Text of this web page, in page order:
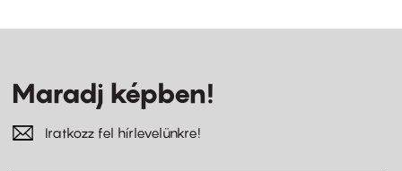
Maradj képben!
Iratkozz fel hírlevelünkre!